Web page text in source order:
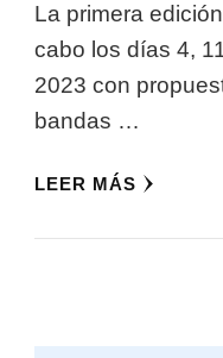
La primera
cabo los días 4,
2023 con
bandas …
LEER MÁS